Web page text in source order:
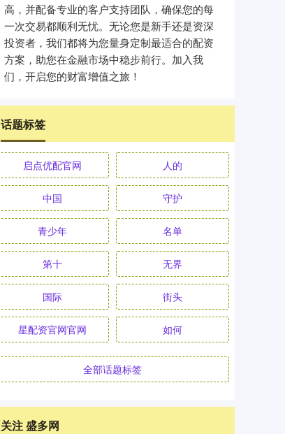
高，并配备专业的客户支持团队，确保您的每
一次交易都顺利无忧。无论您是新手还是资深
投资者，我们都将为您量身定制最适合的配资
方案，助您在金融市场中稳步前行。加入我
们，开启您的财富增值之旅！
话题标签
启点优配官网 人的
中国 守护
青少年 名单
第十 无界
国际 街头
星配资官网官网 如何
全部话题标签
关注 盛多网